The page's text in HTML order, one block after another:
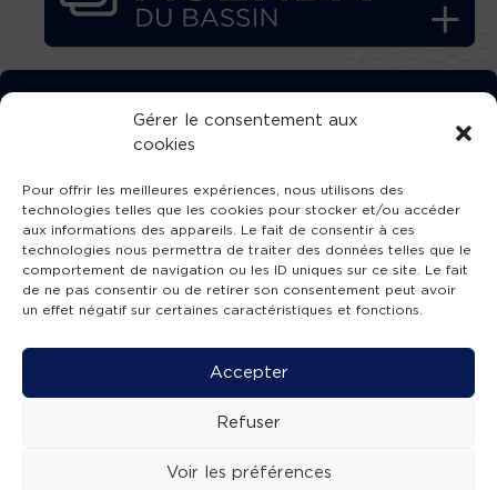
Gérer le consentement aux
cookies
Pour offrir les meilleures expériences, nous utilisons des
technologies telles que les cookies pour stocker et/ou accéder
aux informations des appareils. Le fait de consentir à ces
technologies nous permettra de traiter des données telles que le
comportement de navigation ou les ID uniques sur ce site. Le fait
de ne pas consentir ou de retirer son consentement peut avoir
un effet négatif sur certaines caractéristiques et fonctions.
Accepter
Refuser
Voir les préférences
TÉLÉCHARGEZ GRATUITEMENT
L’APPLICATION TVBA !
SUIVEZ-NOUS !
Mentions légales -Accessibilité